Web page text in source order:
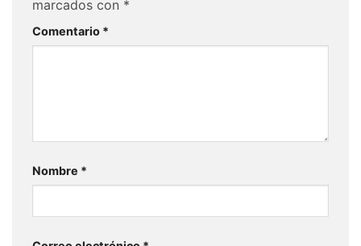
marcados con *
Comentario *
Nombre *